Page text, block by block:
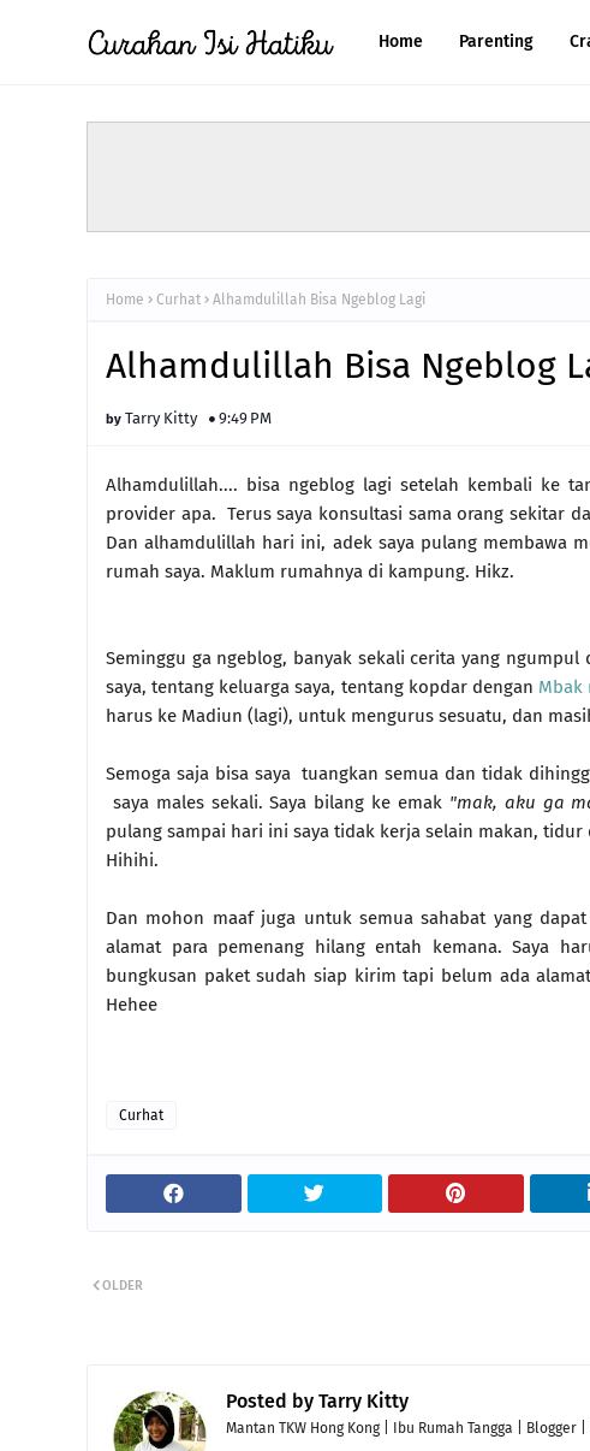
Home Parenting
Home Curhat Alhamdulillah Bisa Ngeblog Lagi
Alhamdulillah Bisa Ngeblog
Tarry Kitty 9:49 PM
Alhamdulillah.... bisa ngeblog lagi setelah kembali ke
provider apa. Terus saya konsultasi sama orang sekitar
Dan alhamdulillah hari ini, adek saya pulang membawa
rumah saya. Maklum rumahnya di kampung. Hikz.
Seminggu ga ngeblog, banyak sekali cerita yang
saya, tentang keluarga saya, tentang kopdar dengan Mbak
harus ke Madiun (lagi), untuk mengurus sesuatu, dan
Semoga saja bisa saya tuangkan semua dan tidak
saya males sekali. Saya bilang ke emak "mak, aku ga
pulang sampai hari ini saya tidak kerja selain makan,
Hihihi.
Dan mohon maaf juga untuk semua sahabat yang
alamat para pemenang hilang entah kemana. Saya
bungkusan paket sudah siap kirim tapi belum ada
Hehee
Curhat
OLDER
Posted by Tarry Kitty
Mantan TKW Hong Kong | Ibu Rumah Tangga |